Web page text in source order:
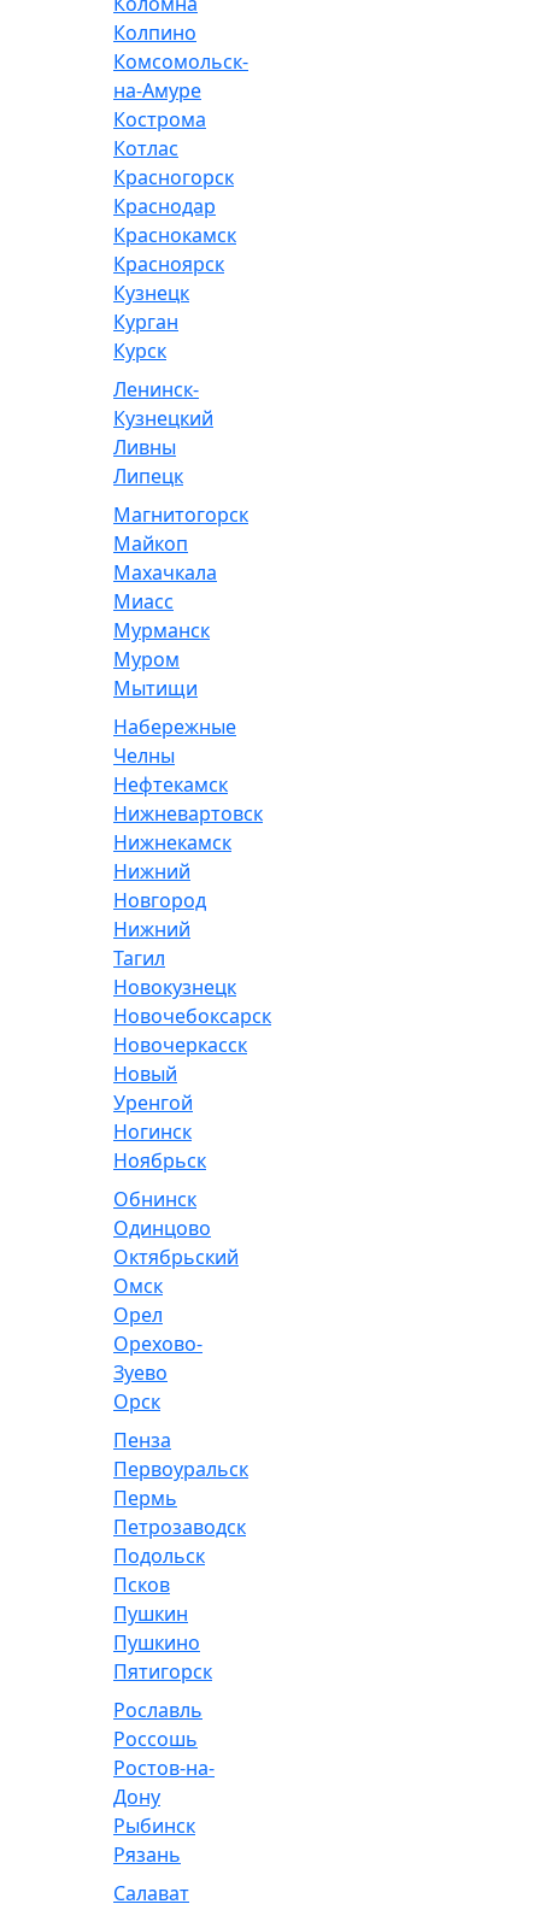
Колпино
Комсомольск-
на-Амуре
Кострома
Котлас
Красногорск
Краснодар
Краснокамск
Красноярск
Кузнецк
Курган
Курск
Ленинск-
Кузнецкий
Ливны
Липецк
Магнитогорск
Майкоп
Махачкала
Миасс
Мурманск
Муром
Мытищи
Набережные
Челны
Нефтекамск
Нижневартовск
Нижнекамск
Нижний
Новгород
Нижний
Тагил
Новокузнецк
Новочебоксарск
Новочеркасск
Новый
Уренгой
Ногинск
Ноябрьск
Обнинск
Одинцово
Октябрьский
Омск
Орел
Орехово-
Зуево
Орск
Пенза
Первоуральск
Пермь
Петрозаводск
Подольск
Псков
Пушкин
Пушкино
Пятигорск
Рославль
Россошь
Ростов-на-
Дону
Рыбинск
Рязань
Салават